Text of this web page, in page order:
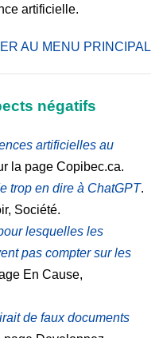
artificielle.
AU MENU PRINCIPAL
négatifs
artificielles au
la page Copibec.ca.
trop en dire à ChatGPT.
Société.
lesquelles les
pas compter sur les
En Cause,
de faux documents